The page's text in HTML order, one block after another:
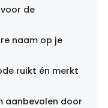
de
naam op je
ruikt én merkt
aanbevolen door